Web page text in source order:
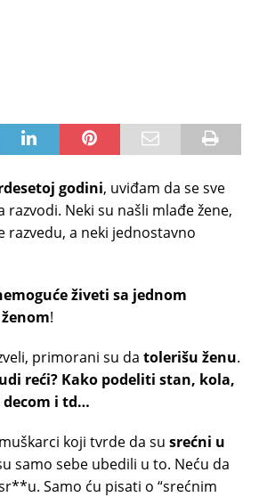
godini, uviđam da se sve
razvodi. Neki su našli mlađe žene,
razvedu, a neki jednostavno
živeti sa jednom
!
primorani su da tolerišu ženu.
reći? Kako podeliti stan, kola,
i td…
koji tvrde da su srećni u
samo sebe ubedili u to. Neću da
Samo ću pisati o “srećnim